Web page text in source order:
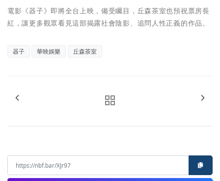
電影《器子》即將全台上映，備受矚目，丘森茶室也預祝票房長
紅，讓更多觀眾看見這部揭露社會陰影、追問人性正義的作品。
器子 華映娛樂 丘森茶室